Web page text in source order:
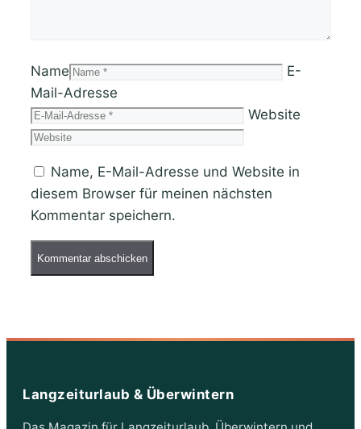
Name
E-
Mail-Adresse
Website
Name, E-Mail-Adresse und Website in
diesem Browser für meinen nächsten
Kommentar speichern.
Langzeiturlaub & Überwintern